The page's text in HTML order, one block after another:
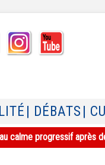
| DÉBATS |
calme progressif après